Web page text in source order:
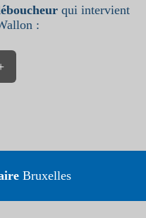
qui intervient
:
Bruxelles